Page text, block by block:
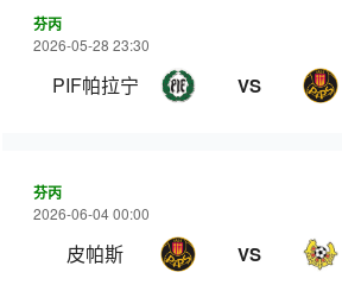
芬丙
2026-05-28 23:30
PIF帕拉宁 VS
芬丙
2026-06-04 00:00
皮帕斯 VS